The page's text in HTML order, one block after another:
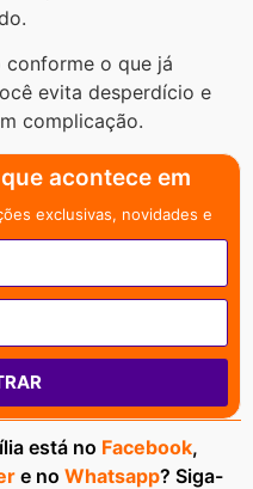
conforme o que já
evita desperdício e
complicação.
acontece em
exclusivas, novidades e
está no Facebook,
e no Whatsapp? Siga-